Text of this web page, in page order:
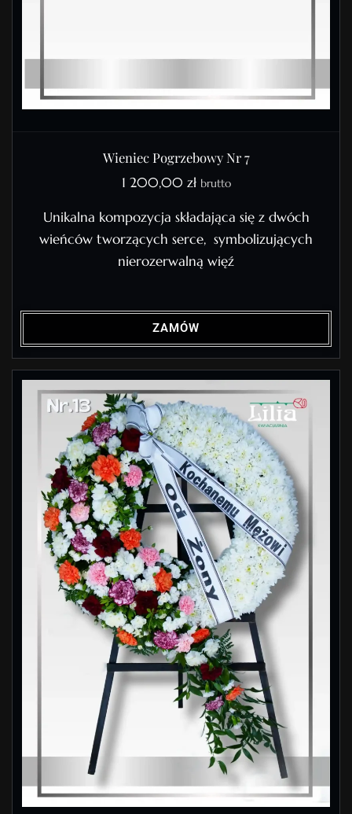
Wieniec Pogrzebowy Nr 7
1 200,00 zł brutto
Unikalna kompozycja składająca się z dwóch
wieńców tworzących serce, symbolizujących
nierozerwalną więź
ZAMÓW